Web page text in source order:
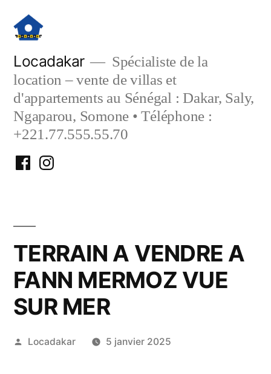
contenu
Locadakar
Spécialiste de la
location – vente de villas et
d'appartements au Sénégal : Dakar, Saly,
Ngaparou, Somone • Téléphone :
+221.77.555.55.70
FacebookInstagram
TERRAIN A VENDRE A
FANN MERMOZ VUE
SUR MER
Publié
Locadakar 5 janvier 2025